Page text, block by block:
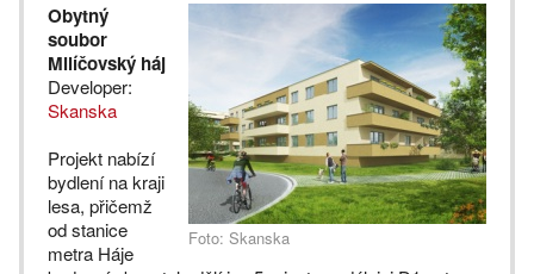
Foto: Skanska
Obytný
soubor
Milíčovský háj
Developer:
Skanska
Projekt nabízí
bydlení na kraji
lesa, přičemž
od stanice
metra Háje